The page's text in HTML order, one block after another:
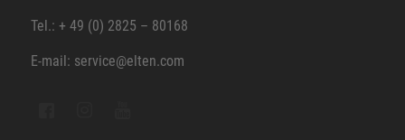
Tel.: + 49 (0) 2825 – 80168
E-mail: service@elten.com